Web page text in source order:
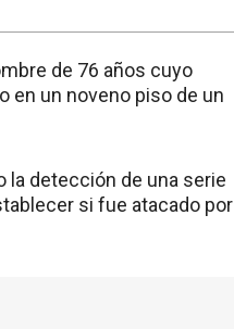
de 76 años cuyo
en un noveno piso de un
la detección de una serie
si fue atacado por